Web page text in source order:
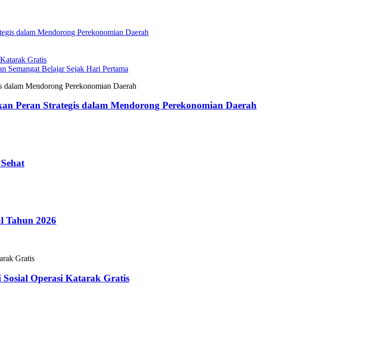
dalam Mendorong Perekonomian Daerah
Gratis
Semangat Belajar Sejak Hari Pertama
Peran Strategis dalam Mendorong Perekonomian Daerah
Tahun 2026
Operasi Katarak Gratis